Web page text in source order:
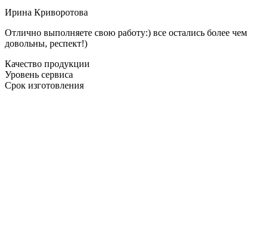
Ирина Криворотова
Отлично выполняете свою работу:) все остались более чем
довольны, респект!)
Качество продукции
Уровень сервиса
Срок изготовления